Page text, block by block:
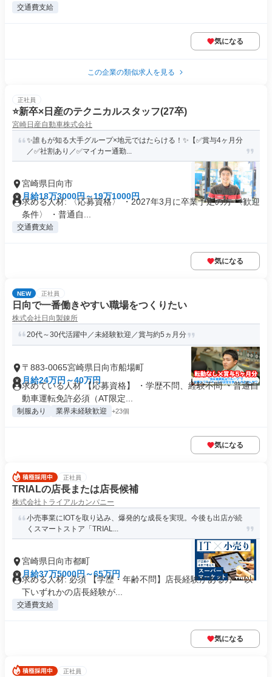
交通費支給
気になる
この企業の類似求人を見る
正社員
⭐️新卒×日産のテクニカルスタッフ(27卒)
宮崎日産自動車株式会社
✨誰もが知る大手グループ×地元ではたらける！✨【✅賞与4ヶ月分
／✅社割あり／✅マイカー通勤...
宮崎県日向市
月給18万3000円～19万1000円
求める人材: 〈応募資格〉 ・2027年3月に卒業予定の方 〈歓迎
条件〉 ・普通自...
交通費支給
気になる
NEW 正社員
日向で一番働きやすい職場をつくりたい
株式会社日向製錬所
20代～30代活躍中／未経験歓迎／賞与約5ヵ月分
〒883-0065宮崎県日向市船場町
月給24万円～40万円
求めている人材 【応募資格】 ・学歴不問、経験不問 ・普通自
動車運転免許必須（AT限定...
制服あり 業界未経験歓迎 +23個
気になる
正社員
TRIALの店長または店長候補
株式会社トライアルカンパニー
小売事業にIOTを取り込み、爆発的な成長を実現。今後も出店が続
くスマートストア「TRIAL...
宮崎県日向市都町
月給37万5000円～65万円
求める人材: 必須 【学歴・年齢不問】店長経験がある方 ～以
下いずれかの店長経験が...
交通費支給
気になる
正社員